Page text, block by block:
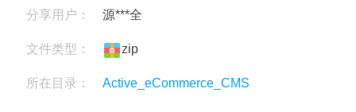
分享用户： 源***全
文件类型： zip
所在目录： Active_eCommerce_CMS